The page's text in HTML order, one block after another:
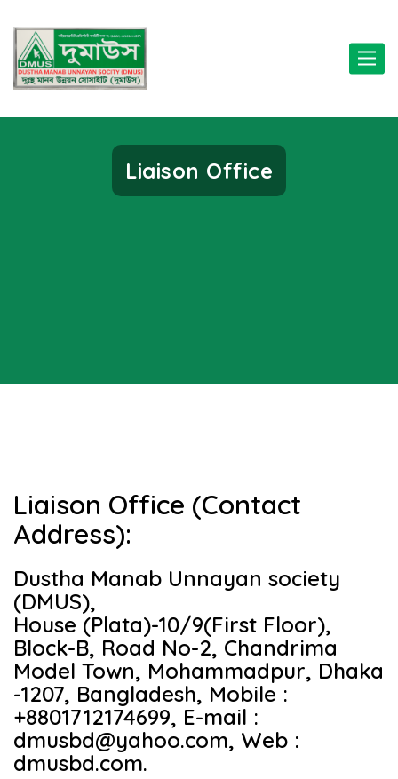
Toggle
Liaison Office
Liaison Office (Contact
Address):
Dustha Manab Unnayan society
(DMUS),
House (Plata)-10/9(First Floor),
Block-B, Road No-2, Chandrima
Model Town, Mohammadpur, Dhaka
-1207, Bangladesh, Mobile :
+8801712174699, E-mail :
dmusbd@yahoo.com, Web :
dmusbd.com.